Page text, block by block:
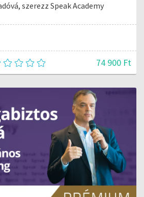
szerezz Speak Academy
74 900 Ft